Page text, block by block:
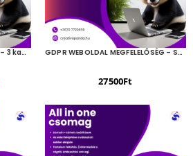
GOOGLE HIRDETÉS BEÁLLÍTÁS – 3 kampány GDPR WEBOLDAL MEGFELELŐSÉG – SSL BIZTONSÁG
27500Ft